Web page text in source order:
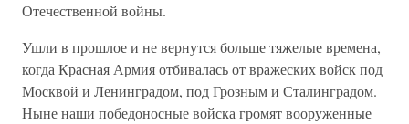
Отечественной войны.
Ушли в прошлое и не вернутся больше тяжелые времена,
когда Красная Армия отбивалась от вражеских войск под
Москвой и Ленинградом, под Грозным и Сталинградом.
Ныне наши победоносные войска громят вооруженные